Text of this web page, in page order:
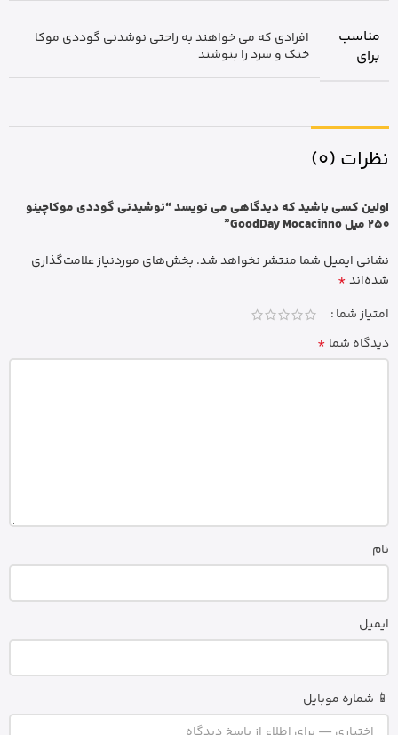
مناسب
برای
افرادی که می خواهند به راحتی نوشدنی گوددی موکا
خنک و سرد را بنوشند
نظرات (0)
اولین کسی باشید که دیدگاهی می نویسد “نوشیدنی گوددی موکاچینو
250 میل GoodDay Mocacinno”
نشانی ایمیل شما منتشر نخواهد شد. بخش‌های موردنیاز علامت‌گذاری
شده‌اند*
امتیاز شما
دیدگاه شما *
نام
ایمیل
📱 شماره موبایل